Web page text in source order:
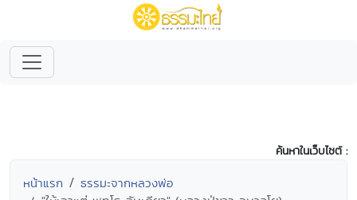
ค้นหาในเว็บไซต์ :
หน้าแรก ธรรมะจากหลวงพ่อ